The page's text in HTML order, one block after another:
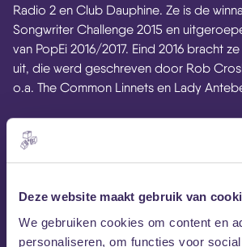
Deze website maakt gebruik van
We gebruiken cookies om content en
personaliseren, om functies voor
Radio 2 en Club Dauphine. Ze is de
Songwriter Challenge 2015 en
van PopEi 2016/2017. Eind 2016 bracht
uit, die werd geschreven door Rob
o.a. The Common Linnets en Lady
Terra Down
is niet een standaard
focust op een bepaald genre. Harde,
afwisselend met hardrock riffs en een
Justified’, uitgebracht.
Iris Goessens is speciale gast tijdens het